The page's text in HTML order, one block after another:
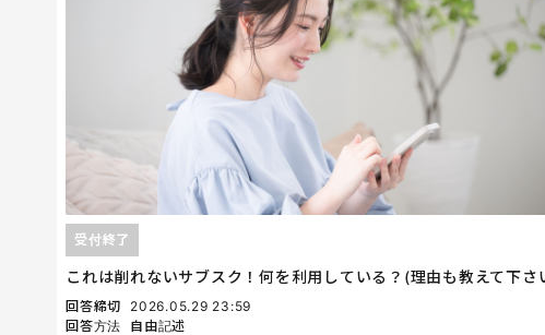
これは削れないサブスク！何を利用している？(理由も教えて下さ
受付終了
回答締切
2026.05.29 23:59
回答方法
自由記述